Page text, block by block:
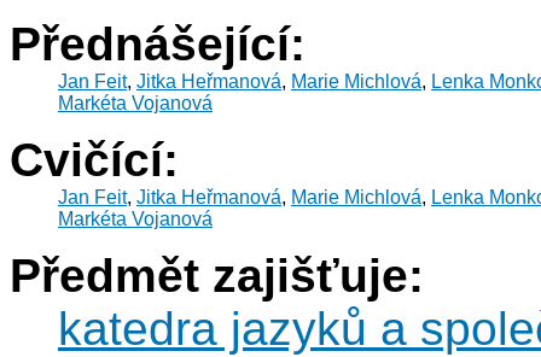
Přednášející:
Jan Feit, Jitka Heřmanová, Marie Michlová, Lenka
Markéta Vojanová
Cvičící:
Jan Feit, Jitka Heřmanová, Marie Michlová, Lenka
Markéta Vojanová
Předmět zajišťuje:
katedra jazyků a